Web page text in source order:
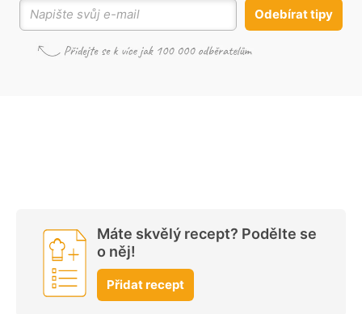
Odebírat tipy
Máte skvělý recept? Podělte se
o něj!
Přidat recept